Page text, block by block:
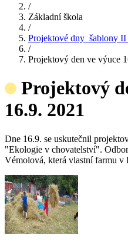
/
Základní škola
/
Projektové dny_šablony
/
Projektový den ve výuce
Projektový
16.9. 2021
Dne 16.9. se uskutečnil
"Ekologie v chovatelství".
Vémolová, která vlastní farmu v